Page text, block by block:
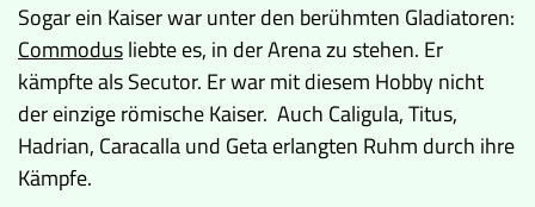
Sogar ein Kaiser war unter den berühmten Gladiatoren:
Commodusliebte es, in der Arena zu stehen. Er
kämpfte als Secutor. Er war mit diesem Hobby nicht
der einzige römische Kaiser. Auch Caligula, Titus,
Hadrian, Caracalla und Geta erlangten Ruhm durch ihre
Kämpfe.